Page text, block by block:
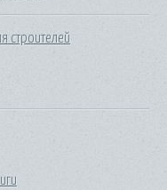
строителей